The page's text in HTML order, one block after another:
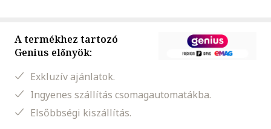
A termékhez tartozó
Genius előnyök:
Exkluzív ajánlatok.
Ingyenes szállítás csomagautomatákba.
Elsőbbségi kiszállítás.